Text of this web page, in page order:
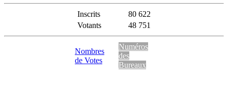
Inscrits
80 622
Votants
48 751
Nombres
de Votes
Numéros
des
Bureaux